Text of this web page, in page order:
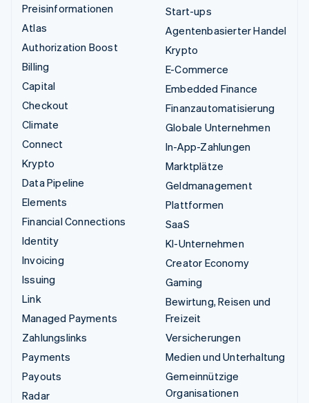
Preisinformationen
Atlas
Authorization Boost
Billing
Capital
Checkout
Climate
Connect
Krypto
Data Pipeline
Elements
Financial Connections
Identity
Invoicing
Issuing
Link
Managed Payments
Zahlungslinks
Payments
Payouts
Radar
Start-ups
Agentenbasierter Handel
Krypto
E-Commerce
Embedded Finance
Finanzautomatisierung
Globale Unternehmen
In-App-Zahlungen
Marktplätze
Geldmanagement
Plattformen
SaaS
KI-Unternehmen
Creator Economy
Gaming
Bewirtung, Reisen und
Freizeit
Versicherungen
Medien und Unterhaltung
Gemeinnützige
Organisationen